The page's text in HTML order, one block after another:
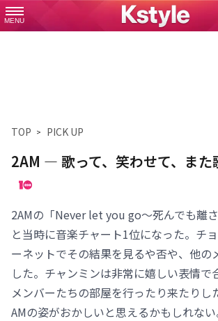
MENU
TOP PICK UP
2AM ― 歌って、笑わせて、また
2AMの「Never let you go～死んでも離
と当時に音楽チャート1位になった。チ
ーネットでその結果を見るや否や、他の
した。チャンミンは非常に嬉しい表情で
メンバーたちの部屋を行ったり来たりし
AMの姿がおかしいと思えるかもしれな